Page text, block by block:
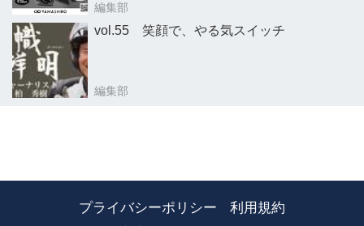
編集部
vol.55 笑顔で、やる気スイッチ
編集部
プライバシーポリシー
利用規約